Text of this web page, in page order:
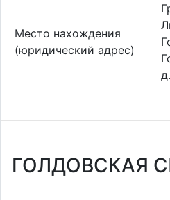
Место нахождения
(юридический адрес)
ГОЛДОВСКАЯ